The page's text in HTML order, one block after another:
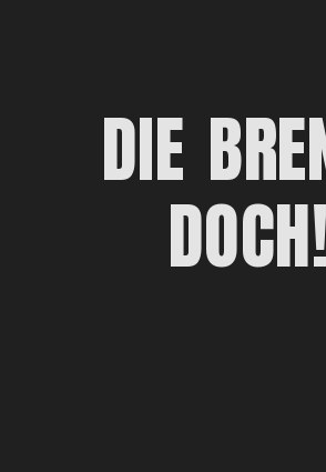
DIE
DOCH!